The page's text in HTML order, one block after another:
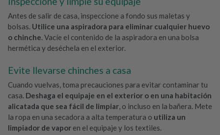
Antes de salir de casa, inspeccione a fondo sus maletas y
bolsas. Utilice una aspiradora para eliminar cualquier huevo
o chinche. Vacíe el contenido de la aspiradora en una bolsa
hermética y deséchela en el exterior.
Evite llevarse chinches a casa
Cuando vuelvas, toma precauciones para evitar contaminar tu
casa. Deshaga el equipaje en el exterior o en una habitación
alicatada que sea fácil de limpiar, o incluso en la bañera. Mete
la ropa en una secadora a alta temperatura o utiliza un
limpiador de vapor en el equipaje y los textiles.